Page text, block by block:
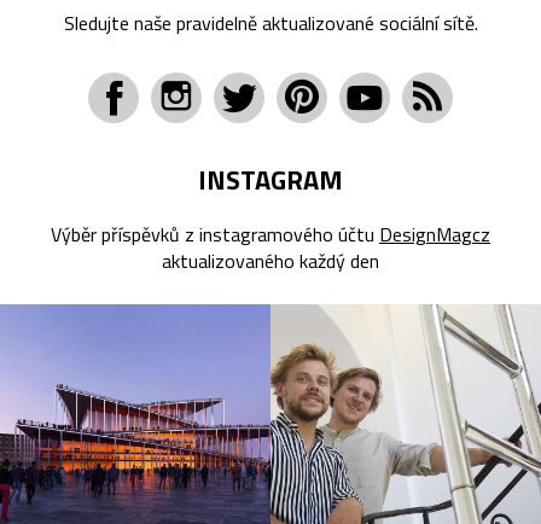
Sledujte naše pravidelně aktualizované sociální sítě.
INSTAGRAM
Výběr příspěvků z instagramového účtu DesignMagcz
aktualizovaného každý den